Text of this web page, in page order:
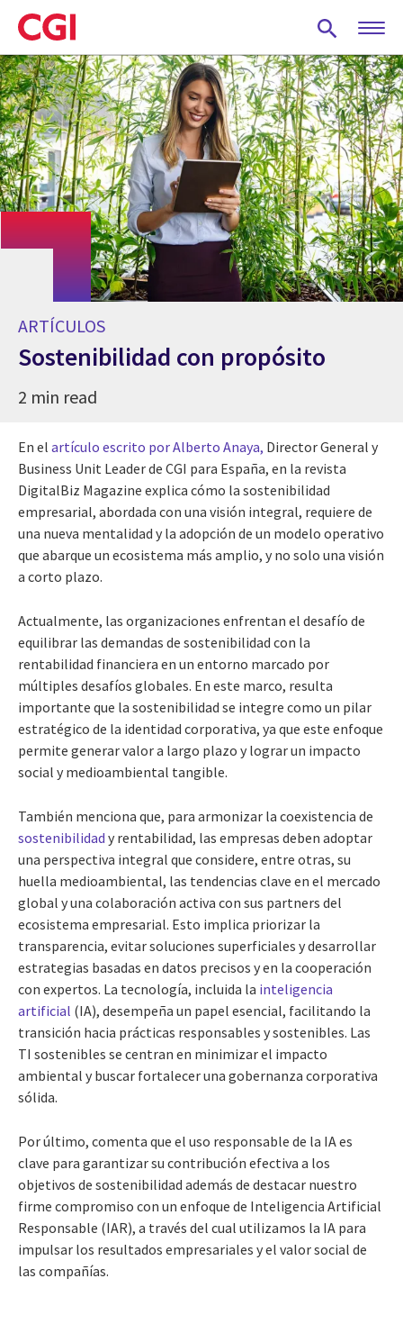
Skip
to
main
content
ARTÍCULOS
Sostenibilidad con propósito
2 min read
En el artículo escrito por Alberto Anaya, Director General y
Business Unit Leader de CGI para España, en la revista
DigitalBiz Magazine explica cómo la sostenibilidad
empresarial, abordada con una visión integral, requiere de
una nueva mentalidad y la adopción de un modelo operativo
que abarque un ecosistema más amplio, y no solo una visión
a corto plazo.
Actualmente, las organizaciones enfrentan el desafío de
equilibrar las demandas de sostenibilidad con la
rentabilidad financiera en un entorno marcado por
múltiples desafíos globales. En este marco, resulta
importante que la sostenibilidad se integre como un pilar
estratégico de la identidad corporativa, ya que este enfoque
permite generar valor a largo plazo y lograr un impacto
social y medioambiental tangible.
También menciona que, para armonizar la coexistencia de
sostenibilidad y rentabilidad, las empresas deben adoptar
una perspectiva integral que considere, entre otras, su
huella medioambiental, las tendencias clave en el mercado
global y una colaboración activa con sus partners del
ecosistema empresarial. Esto implica priorizar la
transparencia, evitar soluciones superficiales y desarrollar
estrategias basadas en datos precisos y en la cooperación
con expertos. La tecnología, incluida la inteligencia
artificial (IA), desempeña un papel esencial, facilitando la
transición hacia prácticas responsables y sostenibles. Las
TI sostenibles se centran en minimizar el impacto
ambiental y buscar fortalecer una gobernanza corporativa
sólida.
Por último, comenta que el uso responsable de la IA es
clave para garantizar su contribución efectiva a los
objetivos de sostenibilidad además de destacar nuestro
firme compromiso con un enfoque de Inteligencia Artificial
Responsable (IAR), a través del cual utilizamos la IA para
impulsar los resultados empresariales y el valor social de
las compañías.